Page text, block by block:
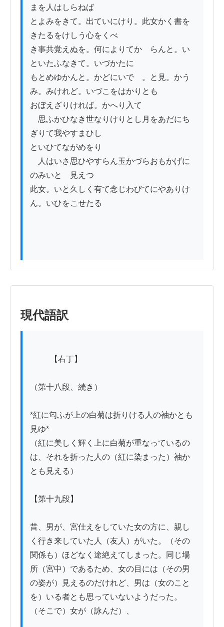
まを人はしらねば
とよみをきて。出ていにけり。此女かく書を
きたるをけしう心をくべ
き事共覚えぬを。何によりてかゝらんと。い
といたふなきて。いづかたに
もとめゆかんと。かどにいでゝ。と見。かう
み。みけれど。いづこをはかりとも
おぼえざりければ。かへり入て
思ふかひなき世なりけりとし月をあだにち
ぎりて我やすまひし
といひてながめをり
人はいさ思ひやすらん玉かづらおもかげに
のみいとゞ見えつゝ
此女。いと久しく有て念じわびてにやありけ
ん。いひをこせたる
現代語訳
（第十八段、続き）
*紅に匂ふが上の白菊は折りける人の袖かとも
見ゆ*
（紅に美しく輝く上に白菊が重なっているの
は、それを折った人の（紅に染まった）袖か
とも見える）
【第十九段】
昔、男が、宮仕えをしていた女の方に、親し
く行き来していた人（友人）がいた。（その
関係も）ほどなく途絶えてしまった。同じ場
所（宮中）であるため、女の目には（その男
の姿が）見えるのだけれど、男は（女のこと
を）いる者とも思っていないようだった。
（そこで）女が（詠んだ）、